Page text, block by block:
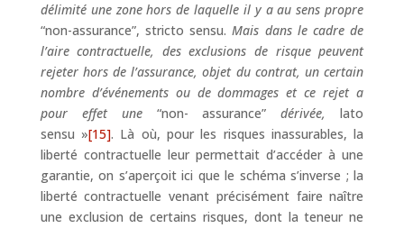
délimité une zone hors de laquelle il y a au sens propre
“non-assurance”, stricto sensu.Mais dans le cadre de
l’aire contractuelle, des exclusions de risque peuvent
rejeter hors de l’assurance, objet du contrat, un certain
nombre d’événements ou de dommages et ce rejet a
pour effet une “non- assurance” dérivée,lato
sensu »[15]. Là où, pour les risques inassurables, la
liberté contractuelle leur permettait d’accéder à une
garantie, on s’aperçoit ici que le schéma s’inverse ; la
liberté contractuelle venant précisément faire naître
une exclusion de certains risques, dont la teneur ne